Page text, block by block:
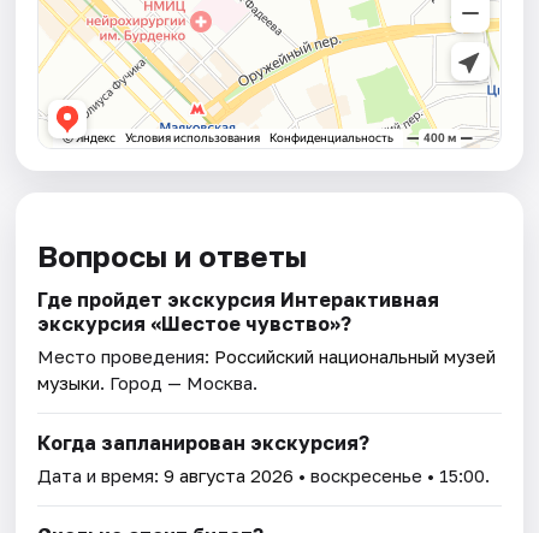
Вопросы и ответы
Где пройдет экскурсия Интерактивная
экскурсия «Шестое чувство»?
Место проведения: Российский национальный музей
музыки. Город — Москва.
Когда запланирован экскурсия?
Дата и время:9 августа 2026 • воскресенье • 15:00.